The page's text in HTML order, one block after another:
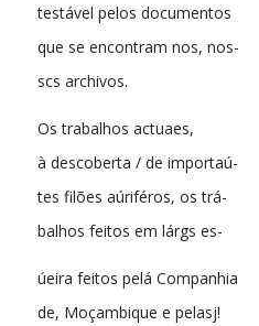
testável pelos documentos
que se encontram nos, nos-
scs archivos.
Os trabalhos actuaes,
à descoberta / de importaú-
tes filões aúriféros, os trá-
balhos feitos em lárgs es-
úeira feitos pelá Companhia
de, Moçambique e pelasj!